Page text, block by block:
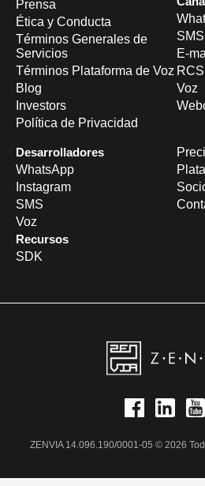
Prensa
Ética y Conducta
Términos Generales de
Servicios
Términos Plataforma de Voz
Blog
Investors
Política de Privacidad
SMS
E-
RCS
Voz
Desarrolladores
WhatsApp
Instagram
SMS
Voz
Recursos
SDK
ZENVIA 14.096.190/0001-05 © 2026